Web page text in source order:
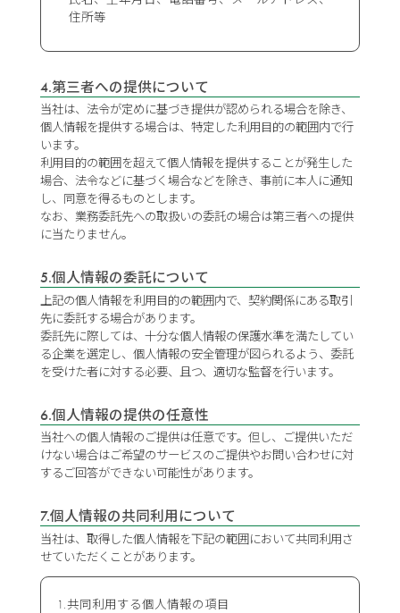
住所等
4.第三者への提供について
当社は、法令が定めに基づき提供が認められる場合を除き、
個人情報を提供する場合は、特定した利用目的の範囲内で行
います。
利用目的の範囲を超えて個人情報を提供することが発生した
場合、法令などに基づく場合などを除き、事前に本人に通知
し、同意を得るものとします。
なお、業務委託先への取扱いの委託の場合は第三者への提供
に当たりません。
5.個人情報の委託について
上記の個人情報を利用目的の範囲内で、契約関係にある取引
先に委託する場合があります。
委託先に際しては、十分な個人情報の保護水準を満たしてい
る企業を選定し、個人情報の安全管理が図られるよう、委託
を受けた者に対する必要、且つ、適切な監督を行います。
6.個人情報の提供の任意性
当社への個人情報のご提供は任意です。但し、ご提供いただ
けない場合はご希望のサービスのご提供やお問い合わせに対
するご回答ができない可能性があります。
7.個人情報の共同利用について
当社は、取得した個人情報を下記の範囲において共同利用さ
せていただくことがあります。
共同利用する個人情報の項目